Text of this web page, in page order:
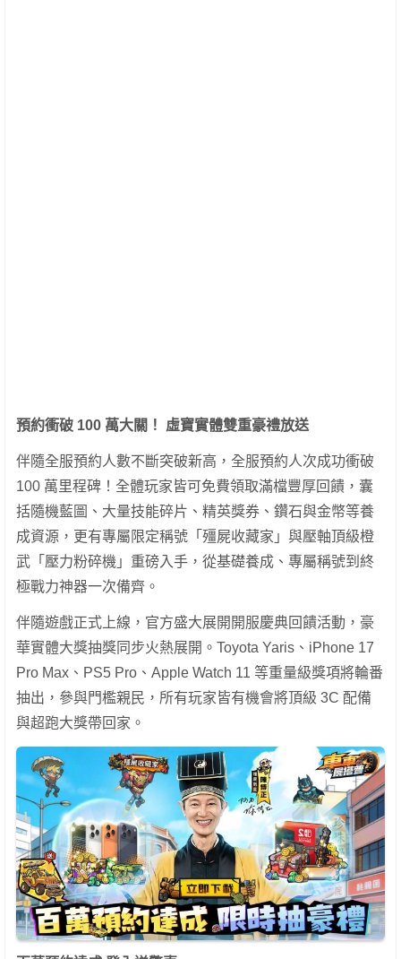
預約衝破 100 萬大關！ 虛寶實體雙重豪禮放送
伴隨全服預約人數不斷突破新高，全服預約人次成功衝破
100 萬里程碑！全體玩家皆可免費領取滿檔豐厚回饋，囊
括隨機藍圖、大量技能碎片、精英獎券、鑽石與金幣等養
成資源，更有專屬限定稱號「殭屍收藏家」與壓軸頂級橙
武「壓力粉碎機」重磅入手，從基礎養成、專屬稱號到終
極戰力神器一次備齊。
伴隨遊戲正式上線，官方盛大展開開服慶典回饋活動，豪
華實體大獎抽獎同步火熱展開。Toyota Yaris、iPhone 17
Pro Max、PS5 Pro、Apple Watch 11 等重量級獎項將輪番
抽出，參與門檻親民，所有玩家皆有機會將頂級 3C 配備
與超跑大獎帶回家。